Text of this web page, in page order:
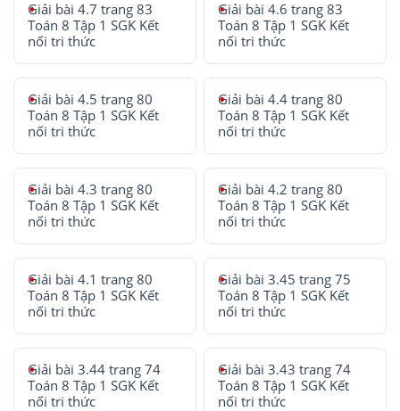
Giải bài 4.7 trang 83
Toán 8 Tập 1 SGK Kết
nối tri thức
Giải bài 4.6 trang 83
Toán 8 Tập 1 SGK Kết
nối tri thức
Giải bài 4.5 trang 80
Toán 8 Tập 1 SGK Kết
nối tri thức
Giải bài 4.4 trang 80
Toán 8 Tập 1 SGK Kết
nối tri thức
Giải bài 4.3 trang 80
Toán 8 Tập 1 SGK Kết
nối tri thức
Giải bài 4.2 trang 80
Toán 8 Tập 1 SGK Kết
nối tri thức
Giải bài 4.1 trang 80
Toán 8 Tập 1 SGK Kết
nối tri thức
Giải bài 3.45 trang 75
Toán 8 Tập 1 SGK Kết
nối tri thức
Giải bài 3.44 trang 74
Toán 8 Tập 1 SGK Kết
nối tri thức
Giải bài 3.43 trang 74
Toán 8 Tập 1 SGK Kết
nối tri thức